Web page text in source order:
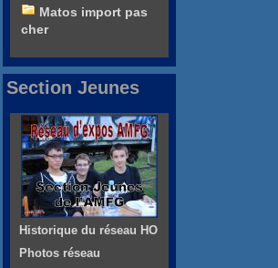
Matos import pas
cher
Section Jeunes
Historique du réseau HO
Photos réseau